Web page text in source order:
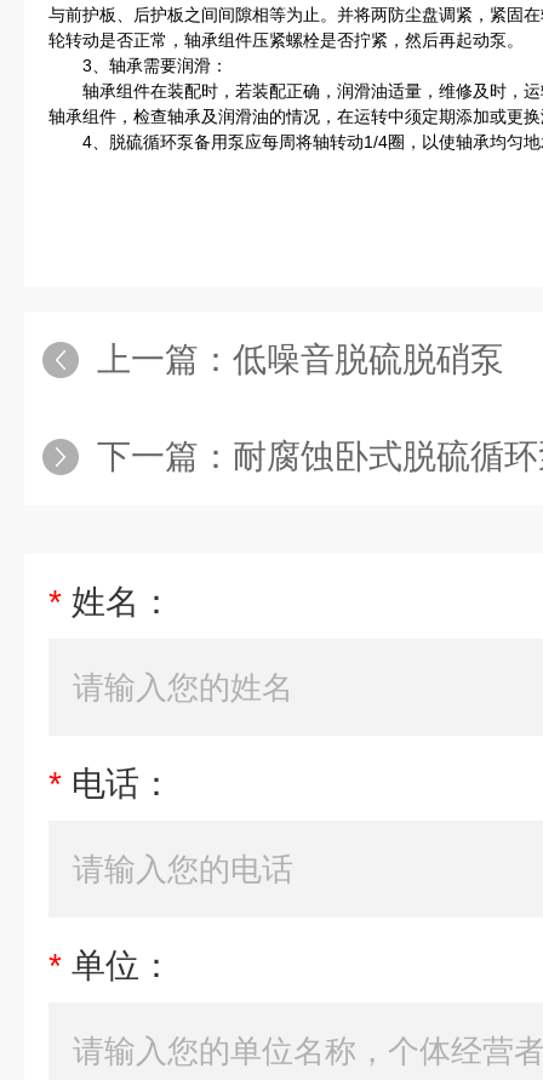
与前护板、后护板之间间隙相等为止。并将两防尘盘调紧，紧固
轮转动是否正常，轴承组件压紧螺栓是否拧紧，然后再起动泵。
3、轴承需要润滑：
轴承组件在装配时，若装配正确，润滑油适量，维修及时，运
轴承组件，检查轴承及润滑油的情况，在运转中须定期添加或更
4、脱硫循环泵备用泵应每周将轴转动1/4圈，以使轴承均匀地
上一篇： 低噪音脱硫脱硝泵
下一篇： 耐腐蚀卧式脱硫循
* 姓名：
* 电话：
* 单位：